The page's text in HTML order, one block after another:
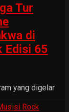
Tur
di
Edisi 65
yang digelar